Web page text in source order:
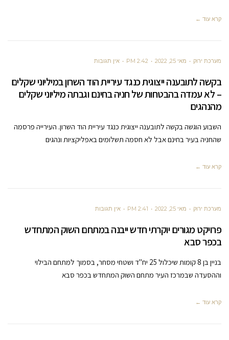
קרא עוד ←
מערכת ירוק מאי 25, 2022 2:42 PM אין תגובות
בקשה לתובענה ייצוגית כנגד עיריית הוד השרון במיליוני שקלים
– לא עמדה בהבטחות של חניה בחינם וגבתה מיליוני שקלים
מהנהגים
השבוע הוגשה בקשה לתובענה ייצוגית כנגד עיריית הוד השרון. העירייה פרסמה
שהחניה בעיר בחינם אבל לא חסמה תשלומים באפליקציות ונהגים
קרא עוד ←
מערכת ירוק מאי 25, 2022 2:41 PM אין תגובות
פרויקט מגורים יוקרתי חדש ייבנה במתחם השוק המתחדש
בכפר סבא
בניין בן 8 קומות שיכלול 25 יח"ד ושטחי מסחר, בסמוך למתחם הבילוי
וההסעדה שבמרכז העיר מתחם השוק המתחדש בכפר סבא
קרא עוד ←